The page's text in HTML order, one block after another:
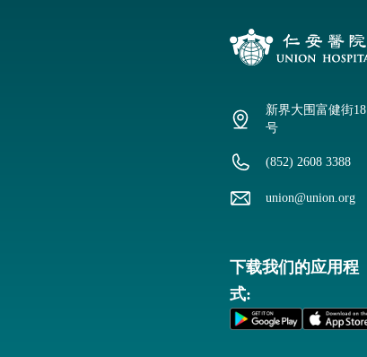
新界大围富健街18
号
(852) 2608 3388
union@union.org
下载我们的应用程
式: